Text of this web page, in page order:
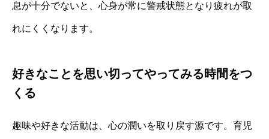
息が十分でないと、心身が常に警戒状態となり疲れが取
れにくくなります。
好きなことを思い切ってやってみる時間をつ
くる
趣味や好きな活動は、心の潤いを取り戻す源です。育児